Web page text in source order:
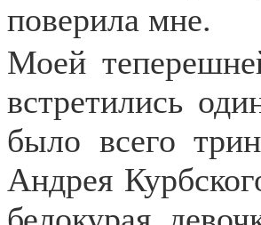
поверила мне.
Моей
встретились
было всего
Андрея